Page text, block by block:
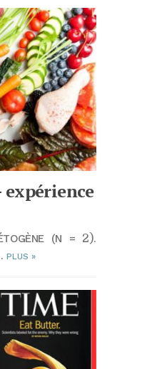
expérience
(N = 2).
PLUS »